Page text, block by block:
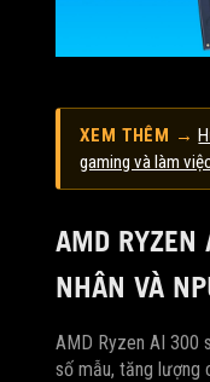
XEM THÊM →
gaming và làm
AMD
NHÂN VÀ
AMD Ryzen AI 300
số mẫu, tăng lượng